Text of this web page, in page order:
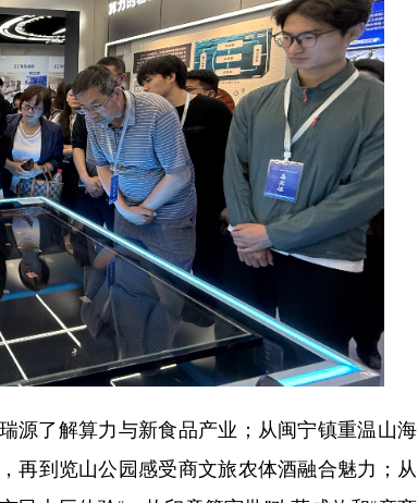
了解算力与新食品产业；从闽宁镇重温山海
再到览山公园感受商文旅农体酒融合魅力；从